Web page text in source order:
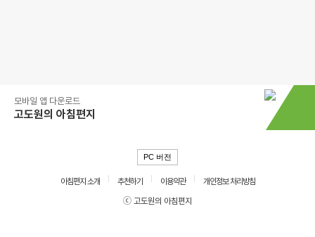
모바일 앱 다운로드
고도원의 아침편지
PC 버전
아침편지 소개 추천하기 이용약관
개인정보 처리방침
ⓒ 고도원의 아침편지